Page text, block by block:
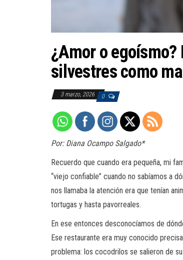
¿Amor o
silvestres como
3 marzo, 2026 0
Por: Diana Ocampo Salgado*
Recuerdo que cuando era pequeña, mi
“viejo confiable” cuando no sabíamos a
nos llamaba la atención era que tenían
tortugas y hasta pavorreales.
En ese entonces desconocíamos de
Ese restaurante era muy conocido
problema: los cocodrilos se salieron de